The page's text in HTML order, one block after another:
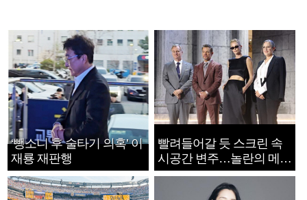
‘뺑소니 후 술타기 의혹’ 이
재룡 재판행
빨려들어갈 듯 스크린 속
시공간 변주…놀란의 메시
지는 ‘전쟁 속죄’